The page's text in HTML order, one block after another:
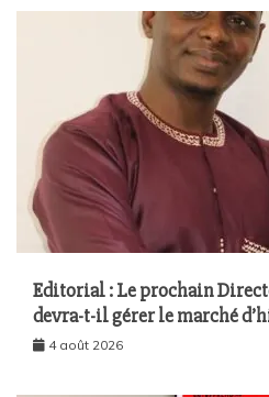
Editorial : Le prochain
devra-t-il gérer le marché
4 août 2026